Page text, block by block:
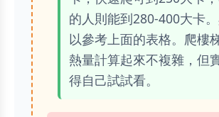
的人則能到280-400大卡
以參考上面的表格。爬樓
熱量計算起來不複雜，但
得自己試試看。